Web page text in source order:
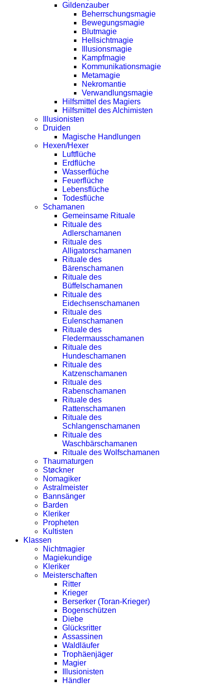
Gildenzauber
Beherrschungsmagie
Bewegungsmagie
Blutmagie
Hellsichtmagie
Illusionsmagie
Kampfmagie
Kommunikationsmagie
Metamagie
Nekromantie
Verwandlungsmagie
Hilfsmittel des Magiers
Hilfsmittel des Alchimisten
Illusionisten
Druiden
Magische Handlungen
Hexen/Hexer
Luftflüche
Erdflüche
Wasserflüche
Feuerflüche
Lebensflüche
Todesflüche
Schamanen
Gemeinsame Rituale
Rituale des
Adlerschamanen
Rituale des
Alligatorschamanen
Rituale des
Bärenschamanen
Rituale des
Büffelschamanen
Rituale des
Eidechsenschamanen
Rituale des
Eulenschamanen
Rituale des
Fledermausschamanen
Rituale des
Hundeschamanen
Rituale des
Katzenschamanen
Rituale des
Rabenschamanen
Rituale des
Rattenschamanen
Rituale des
Schlangenschamanen
Rituale des
Waschbärschamanen
Rituale des Wolfschamanen
Thaumaturgen
Støckner
Nomagiker
Astralmeister
Bannsänger
Barden
Kleriker
Propheten
Kultisten
Klassen
Nichtmagier
Magiekundige
Kleriker
Meisterschaften
Ritter
Krieger
Berserker (Toran-Krieger)
Bogenschützen
Diebe
Glücksritter
Assassinen
Waldläufer
Trophäenjäger
Magier
Illusionisten
Händler